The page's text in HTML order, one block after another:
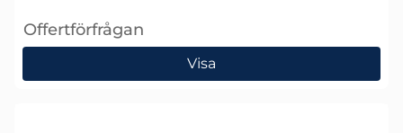
Offertförfrågan
, Nyblads AB Silverline Påbyggnadsram 2000 mm
Visa